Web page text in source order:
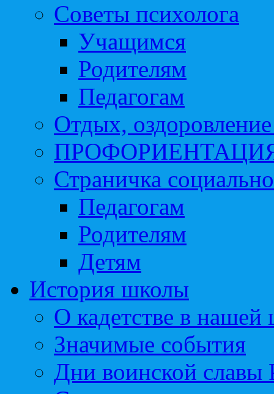
Советы психолога
Учащимся
Родителям
Педагогам
Отдых, оздоровление
Страничка
Педагогам
Родителям
Детям
История школы
О кадетстве в нашей
Значимые события
Дни воинской славы